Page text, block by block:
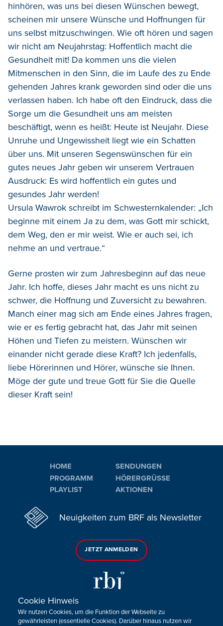
hinhören, was uns bei diesen Wünschen bewegt,
scheinen mir unsere Wünsche und Hoffnungen für
uns selbst mitzuschwingen. Wie oft hören und sagen
wir nicht am Neujahrstag: Hoffentlich macht die
Gesundheit mit! Da kommen uns die vielen
Mitmenschen in den Sinn, die im Laufe des zu Ende
gehenden Jahres krank geworden sind oder die uns
verlassen haben. Ich habe oft den Eindruck, dass die
Sorge um die Gesundheit uns am meisten
beschäftigt, wenn es heißt: Heute ist Neujahr. Diese
Unruhe und Ungewissheit liegt wie ein Schatten
über uns. Mit unseren Segenswünschen für ein
gutes neues Jahr geben wir unserem Vertrauen
Ausdruck: Es wird hoffentlich ein gutes und
gesundes Jahr werden!
Ursula Wawrok schreibt im Schwesternkalender: „Ich
beginne mit einem Ja zu dem, was Gott mir schickt,
dem Weg, den er mir weist. Wie er auch sei, ich
nehme an und vertraue.“
Gerne prosten wir zum Jahresbeginn auf das neue
Jahr. Ich hoffe, dieses Jahr macht es uns nicht zu
schwer, die Hoffnung und Zuversicht zu bewahren.
Manch einer mag sich am Ende eines Jahres fragen,
wie er es fertig gebracht hat, das Jahr mit seinen
Höhen und Tiefen zu meistern. Wünschen wir
einander nicht gerade diese Kraft? Ich jedenfalls,
liebe Hörerinnen und Hörer, wünsche sie Ihnen.
Möge der gute und treue Gott für Sie die Quelle
dieser Kraft sein!
HOME
PROGRAMM
PLAYLIST
SENDUNGEN
HÖRERGRÜSSE
AKTIONEN
Neuigkeiten zum BRF als Newsletter
JETZT ANMELDEN
Sie haben noch Fragen oder Anmerkungen?
Cookie Hinweis
Wir nutzen Cookies, um die Funktion der Webseite zu
gewährleisten (essentielle Cookies). Darüber hinaus nutzen wir